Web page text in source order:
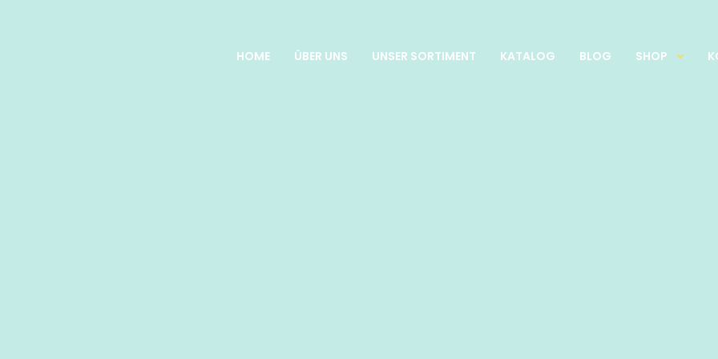
HOME ÜBER UNS UNSER SORTIMENT KATALOG BLOG SHOP